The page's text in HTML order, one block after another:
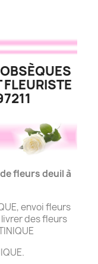
FLEURISTE
fleurs deuil à
envoi fleurs
livrer des fleurs